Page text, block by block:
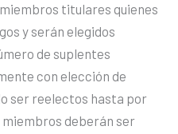
titulares quienes
y serán elegidos
de suplentes
con elección de
ser reelectos hasta por
miembros deberán ser